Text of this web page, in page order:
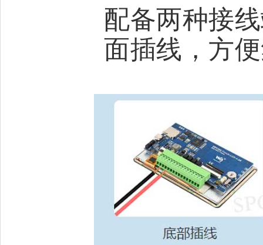
配备两种接
面插线，方